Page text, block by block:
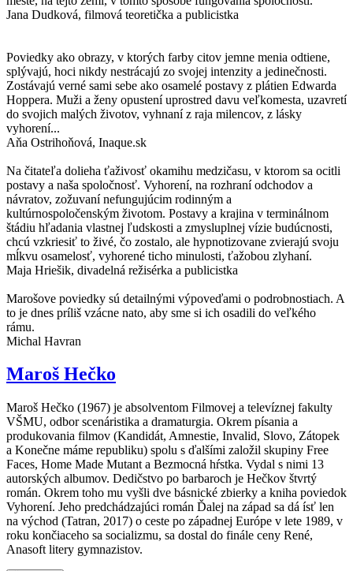
Jana Dudková, filmová teoretička a publicistka
Poviedky ako obrazy, v ktorých farby citov jemne menia odtiene,
splývajú, hoci nikdy nestrácajú zo svojej intenzity a jedinečnosti.
Zostávajú verné sami sebe ako osamelé postavy z plátien Edwarda
Hoppera. Muži a ženy opustení uprostred davu veľkomesta, uzavretí
do svojich malých životov, vyhnaní z raja milencov, z lásky
vyhorení...
Aňa Ostrihoňová, Inaque.sk
Na čitateľa dolieha ťaživosť okamihu medzičasu, v ktorom sa ocitli
postavy a naša spoločnosť. Vyhorení, na rozhraní odchodov a
návratov, zožuvaní nefungujúcim rodinným a
kultúrnospoločenským životom. Postavy a krajina v terminálnom
štádiu hľadania vlastnej ľudskosti a zmysluplnej vízie budúcnosti,
chcú vzkriesiť to živé, čo zostalo, ale hypnotizovane zvierajú svoju
mĺkvu osamelosť, vyhorené ticho minulosti, ťažobou zlyhaní.
Maja Hriešik, divadelná režisérka a publicistka
Marošove poviedky sú detailnými výpoveďami o podrobnostiach. A
to je dnes príliš vzácne nato, aby sme si ich osadili do veľkého
rámu.
Michal Havran
Maroš Hečko
Maroš Hečko (1967) je absolventom Filmovej a televíznej fakulty
VŠMU, odbor scenáristika a dramaturgia. Okrem písania a
produkovania filmov (Kandidát, Amnestie, Invalid, Slovo, Zátopek
a Konečne máme republiku) spolu s ďalšími založil skupiny Free
Faces, Home Made Mutant a Bezmocná hŕstka. Vydal s nimi 13
autorských albumov. Dedičstvo po barbaroch je Hečkov štvrtý
román. Okrem toho mu vyšli dve básnické zbierky a kniha poviedok
Vyhorení. Jeho predchádzajúci román Ďalej na západ sa dá ísť len
na východ (Tatran, 2017) o ceste po západnej Európe v lete 1989, v
roku končiaceho sa socializmu, sa dostal do finále ceny René,
Anasoft litery gymnazistov.